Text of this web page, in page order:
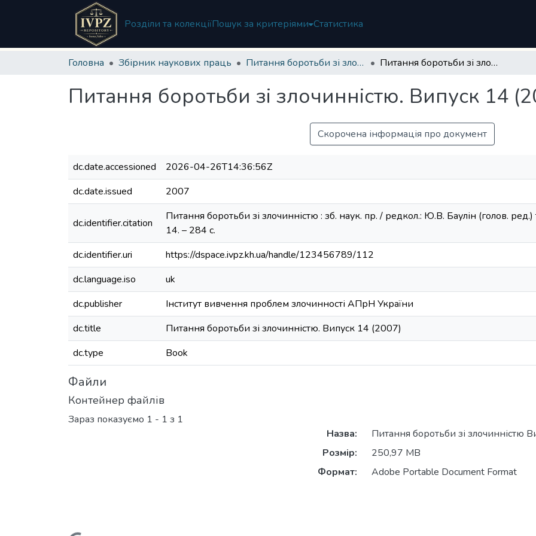
Розділи та колекціїПошук за критеріями Статистика
Головна Збірник наукових праць Питання боротьби зі злочинністю Питання боротьби зі злочинністю. Випуск 14 (2007)
Питання боротьби зі злочинністю. Випуск 14
Скорочена інформація про документ
dc.date.accessioned
2026-04-26T14:36:56Z
dc.date.issued
2007
dc.identifier.citation
Питання боротьби зі злочинністю : зб. наук. пр. / редкол.: Ю.В. Баулін (голов.
14. – 284 с.
dc.identifier.uri
https://dspace.ivpz.kh.ua/handle/123456789/112
dc.language.iso
uk
dc.publisher
Інститут вивчення проблем злочинності АПрН України
dc.title
Питання боротьби зі злочинністю. Випуск 14 (2007)
dc.type
Book
Файли
Контейнер файлів
Зараз показуємо 1 - 1 з 1
Назва:
Питання боротьби зі злочинністю
Розмір:
250,97 MB
Формат:
Adobe Portable Document Format